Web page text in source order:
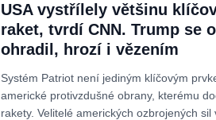
USA vystřílely většinu
raket, tvrdí CNN. Trump se
ohradil, hrozí i vězením
Systém Patriot není jediným klíčovým
americké protivzdušné obrany, kterému
rakety. Velitelé amerických ozbrojených sil